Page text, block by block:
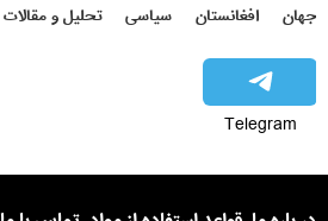
جهان افغانستان سیاسی تحلیل و مقالات
Telegram